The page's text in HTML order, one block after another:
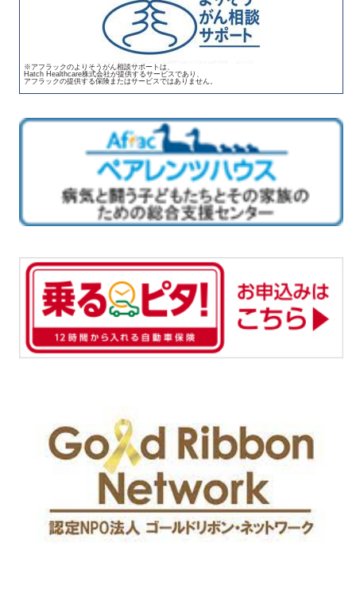
※アフラックのよりそうがん相談サポートは、
Hatch Healthcare株式会社が提供するサービスであり、
アフラックの提供する保険またはサービスではありません。